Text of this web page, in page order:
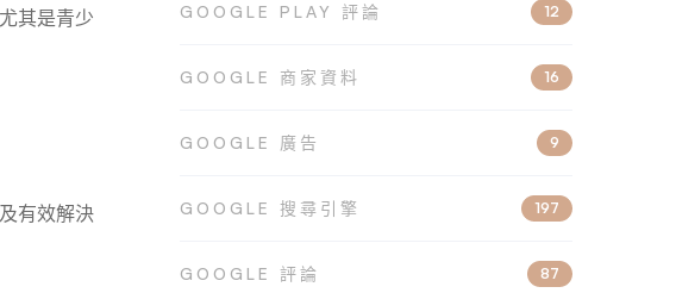
其是青少
有效解決
GOOGLE PLAY 評論 12
GOOGLE 商家資料 16
GOOGLE 廣告 9
GOOGLE 搜尋引擎 197
GOOGLE 評論 87